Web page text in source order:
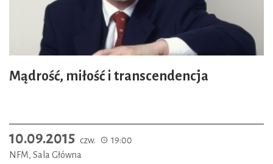
Mądrość, miłość i transcendencja
10.09.2015 czw.
19:00
NFM, Sala Główna